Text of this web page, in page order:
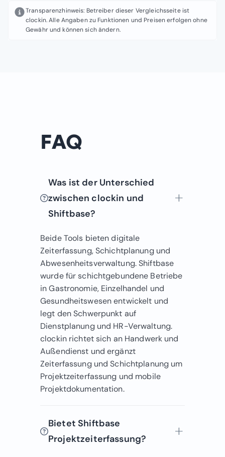
Transparenzhinweis: Betreiber dieser Vergleichsseite ist
clockin. Alle Angaben zu Funktionen und Preisen erfolgen ohne
Gewähr und können sich ändern.
FAQ
Was ist der Unterschied
zwischen clockin und
Shiftbase?
Beide Tools bieten digitale
Zeiterfassung, Schichtplanung und
Abwesenheitsverwaltung. Shiftbase
wurde für schichtgebundene Betriebe
in Gastronomie, Einzelhandel und
Gesundheitswesen entwickelt und
legt den Schwerpunkt auf
Dienstplanung und HR-Verwaltung.
clockin richtet sich an Handwerk und
Außendienst und ergänzt
Zeiterfassung und Schichtplanung um
Projektzeiterfassung und mobile
Projektdokumentation.
Bietet Shiftbase
Projektzeiterfassung?